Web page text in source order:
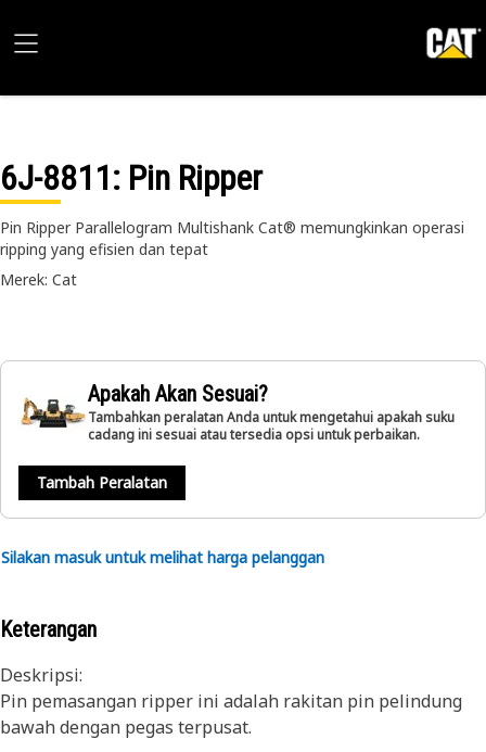
6J-8811: Pin Ripper
Pin Ripper Parallelogram Multishank Cat® memungkinkan operasi
ripping yang efisien dan tepat
Merek: Cat
Apakah Akan Sesuai?
Tambahkan peralatan Anda untuk mengetahui apakah suku
cadang ini sesuai atau tersedia opsi untuk perbaikan.
Tambah Peralatan
Silakan masuk untuk melihat harga pelanggan
Keterangan
Deskripsi:
Pin pemasangan ripper ini adalah rakitan pin pelindung
bawah dengan pegas terpusat.